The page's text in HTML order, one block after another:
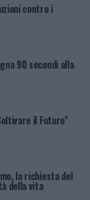
contro i
90 secondi alla
il Futuro”
la richiesta del
della vita